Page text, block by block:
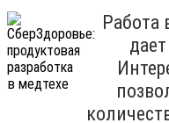
Работа